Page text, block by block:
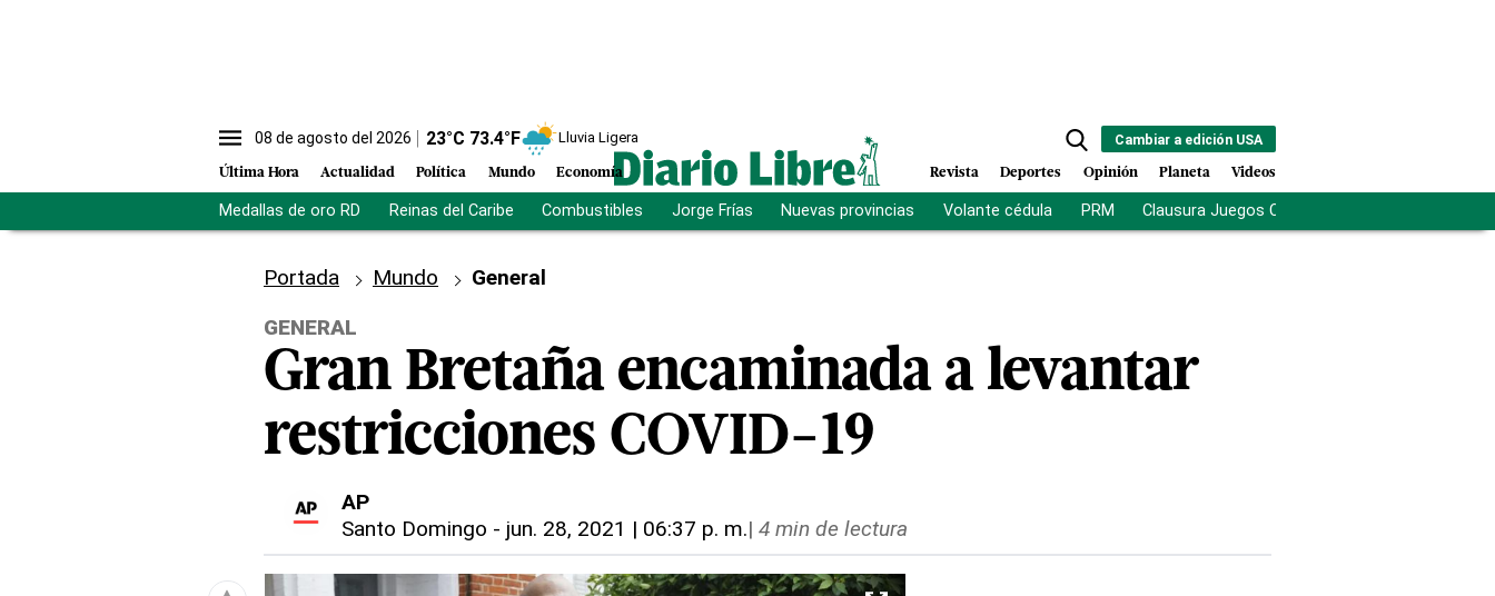
08 de agosto del 2026 23°C 73.4°F Lluvia Ligera
Última Hora Actualidad Política Mundo Economía
Cambiar a edición USA
Revista Deportes Opinión Planeta Videos
Medallas de oro RD Reinas del Caribe Combustibles Jorge Frías Nuevas provincias Volante cédula PRM Clausura Juegos Centroamericanos
Portada Mundo
General
GENERAL
Gran Bretaña encaminada a levantar
restricciones COVID-19
AP
Santo Domingo - jun. 28, 2021 | 06:37 p. m.| 4 min de lectura